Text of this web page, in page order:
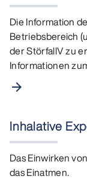
Die Information
Betriebsbereich
der StörfallV zu
Informationen
enthalten…
arrow_forward
Inhalative
Das Einwirken
das Einatmen.